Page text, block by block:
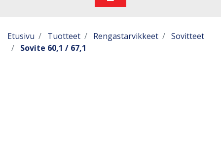
Etusivu Tuotteet Rengastarvikkeet
Sovitteet
Sovite 60,1 / 67,1